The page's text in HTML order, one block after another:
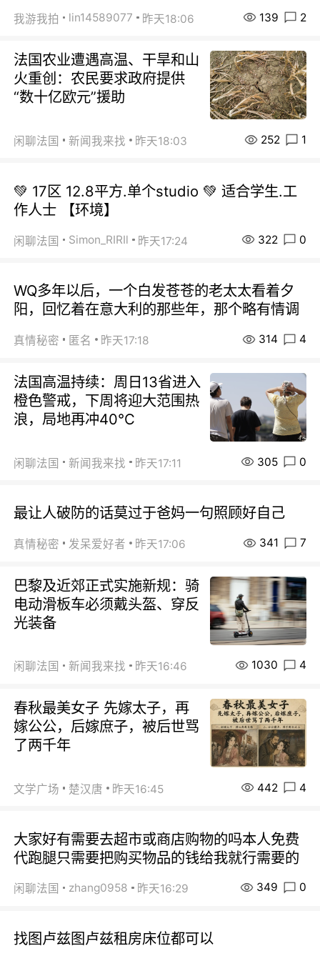
我游我拍 lin14589077 昨天18:06 139 2
法国农业遭遇高温、干旱和山
火重创：农民要求政府提供
“数十亿欧元”援助
闲聊法国 新闻我来找 昨天18:03 252 1
💚 17区 12.8平方.单个studio 💚 适合学生.工
作人士 【环境】
闲聊法国 Simon_RIRIl 昨天17:24 322 0
WQ多年以后，一个白发苍苍的老太太看着夕
阳，回忆着在意大利的那些年，那个略有情调
真情秘密 匿名 昨天17:18 314 4
法国高温持续：周日13省进入
橙色警戒，下周将迎大范围热
浪，局地再冲40℃
闲聊法国 新闻我来找 昨天17:11 305 0
最让人破防的话莫过于爸妈一句照顾好自己
真情秘密 发呆爱好者 昨天17:06 341 7
巴黎及近郊正式实施新规：骑
电动滑板车必须戴头盔、穿反
光装备
闲聊法国 新闻我来找 昨天16:46 1030 4
春秋最美女子 先嫁太子，再
嫁公公，后嫁庶子，被后世骂
了两千年
文学广场 楚汉唐 昨天16:45 442 4
大家好有需要去超市或商店购物的吗本人免费
代跑腿只需要把购买物品的钱给我就行需要的
闲聊法国 zhang0958 昨天16:29 349 0
找图卢兹图卢兹租房床位都可以